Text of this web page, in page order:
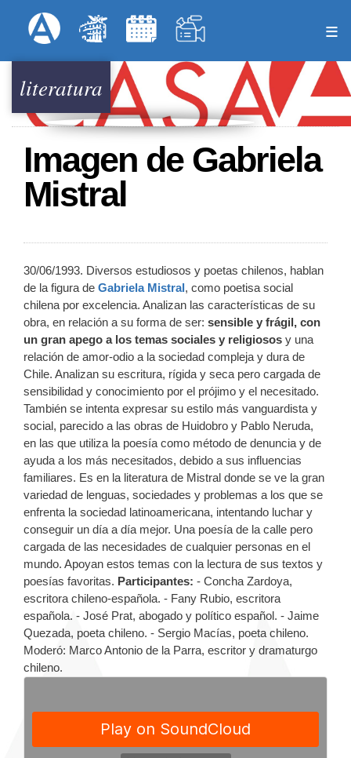
al
principal
Menú Superior
literatura
Imagen de Gabriela
Mistral
30/06/1993. Diversos estudiosos y poetas chilenos, hablan
de la figura de Gabriela Mistral, como poetisa social
chilena por excelencia. Analizan las características de su
obra, en relación a su forma de ser: sensible y frágil, con
un gran apego a los temas sociales y religiosos y una
relación de amor-odio a la sociedad compleja y dura de
Chile. Analizan su escritura, rígida y seca pero cargada de
sensibilidad y conocimiento por el prójimo y el necesitado.
También se intenta expresar su estilo más vanguardista y
social, parecido a las obras de Huidobro y Pablo Neruda,
en las que utiliza la poesía como método de denuncia y de
ayuda a los más necesitados, debido a sus influencias
familiares. Es en la literatura de Mistral donde se ve la gran
variedad de lenguas, sociedades y problemas a los que se
enfrenta la sociedad latinoamericana, intentando luchar y
conseguir un día a día mejor. Una poesía de la calle pero
cargada de las necesidades de cualquier personas en el
mundo. Apoyan estos temas con la lectura de sus textos y
poesías favoritas. Participantes: - Concha Zardoya,
escritora chileno-española. - Fany Rubio, escritora
española. - José Prat, abogado y político español. - Jaime
Quezada, poeta chileno. - Sergio Macías, poeta chileno.
Moderó: Marco Antonio de la Parra, escritor y dramaturgo
chileno.